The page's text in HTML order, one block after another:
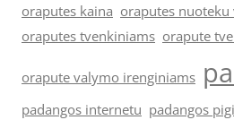
oraputes kaina oraputes
oraputes tvenkiniams orapute
orapute valymo irenginiams
padangos internetu padangos